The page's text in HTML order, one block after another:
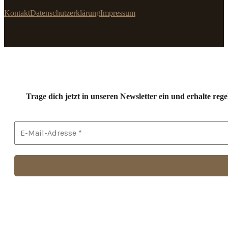
KontaktDatenschutzerklärungImpressum
Trage dich jetzt in unseren Newsletter ein und erhalte